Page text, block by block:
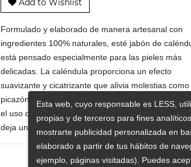
Add to Wishlist
Formulado y elaborado de manera artesanal con
ingredientes 100% naturales, esté jabón de
está pensado especialmente para las pieles más
delicadas. La caléndula proporciona un efecto
suavizante y cicatrizante que alivia molestias como
picazón, eccema o pequeñas heridas. Es perfecto
el uso diario, tanto en rostro como en cuerpo, ya
deja una sensación de limpieza sin resecar la piel.
Esta web, cuyo responsable es LESS,
propias y de terceros para fines
mostrarte publicidad personalizada en
elaborado a partir de tus hábitos de
ejemplo, páginas visitadas). Puedes